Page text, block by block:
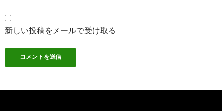
新しい投稿をメールで受け取る